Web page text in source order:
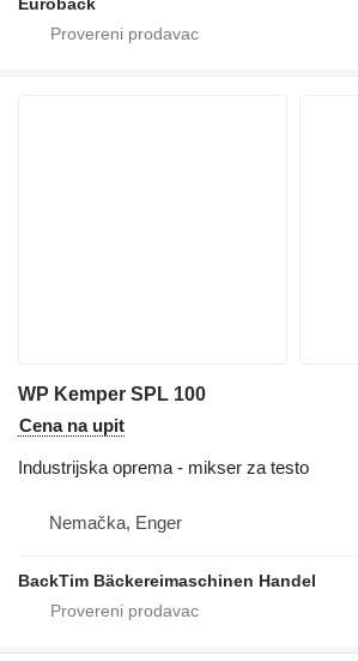
WP Kemper SPL 100
Cena na upit
Industrijska oprema - mikser za testo
Nemačka, Enger
BackTim Bäckereimaschinen Handel